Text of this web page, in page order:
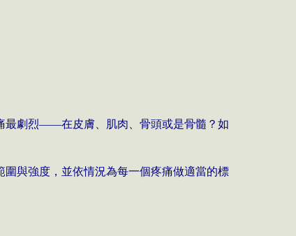
最劇烈——在皮膚、肌肉、骨頭或是骨髓？如
與強度，並依情況為每一個疼痛做適當的標